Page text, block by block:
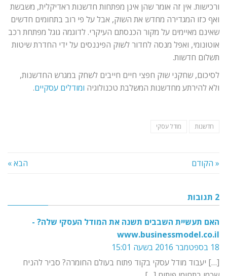
ורכישות. אין זה אומר שהן אינן מפתחות חדשנות ראדיקלית, משבשת
ואף כזו המגדירה מחדש את השוק, אבל על פי רוב בתחומים חדשים
שאינם מאיימים על מקור הכנסתם העיקרי. לדוגמה גוגל מפתחת רכב
אוטונומי, ואפל מנסה לחדור לשוק הפיננסים על ידי החדרת שיטות
תשלום חדשות.
לסיכום, שחקני שוק חפצי חיים חייבים לשחק במגרש החדשנות,
ולא להירתע מחדשנות המשלבת טכנולוגיה ומודלים עסקיים.
חדשנות מודל עסקי
« הקודם הבא »
2 תגובות
האם תעשיית השבבים תשנה את המודל העסקי שלה? -
www.businessmodel.co.il
18 בספטמבר 2016 בשעה 15:01
[…] יעבוד מודל עסקי בקוד פתוח בעולם החומרה? סביר להניח